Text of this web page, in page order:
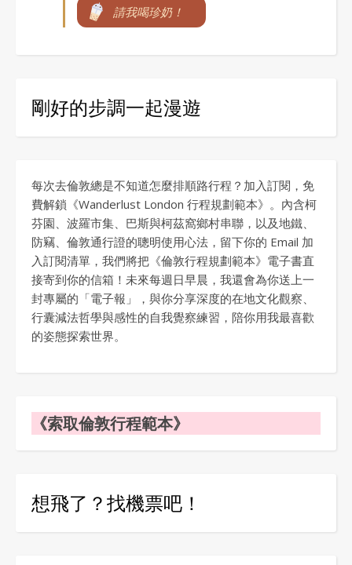
請我喝珍奶！
剛好的步調一起漫遊
每次去倫敦總是不知道怎麼排順路行程？加入訂閱，免
費解鎖《Wanderlust London 行程規劃範本》。內含柯
芬園、波羅市集、巴斯與柯茲窩鄉村串聯，以及地鐵、
防竊、倫敦通行證的聰明使用心法，留下你的 Email 加
入訂閱清單，我們將把《倫敦行程規劃範本》電子書直
接寄到你的信箱！未來每週日早晨，我還會為你送上一
封專屬的「電子報」，與你分享深度的在地文化觀察、
行囊減法哲學與感性的自我覺察練習，陪你用我最喜歡
的姿態探索世界。
《索取倫敦行程範本》
想飛了？找機票吧！